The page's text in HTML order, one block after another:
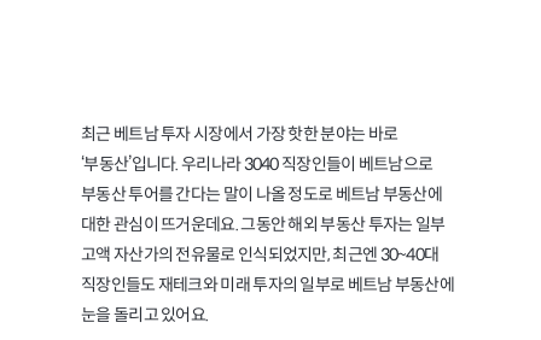
최근 베트남 투자 시장에서 가장 핫한 분야는 바로
‘부동산’입니다. 우리나라 3040 직장인들이 베트남으로
부동산 투어를 간다는 말이 나올 정도로 베트남 부동산에
대한 관심이 뜨거운데요. 그동안 해외 부동산 투자는 일부
고액 자산가의 전유물로 인식되었지만, 최근엔 30~40대
직장인들도 재테크와 미래 투자의 일부로 베트남 부동산에
눈을 돌리고 있어요.